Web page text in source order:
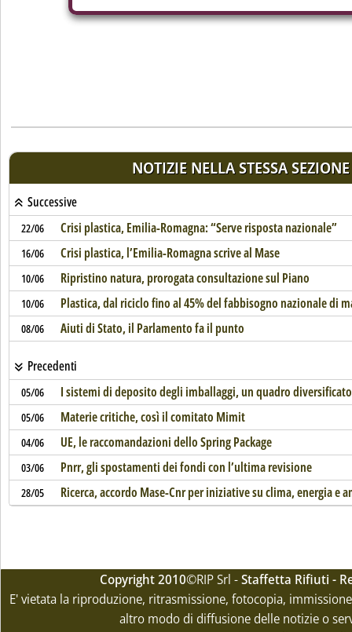
NOTIZIE NELLA STESSA SEZIONE
Successive
22/06 Crisi plastica, Emilia-Romagna: “Serve risposta nazionale”
16/06 Crisi plastica, l’Emilia-Romagna scrive al Mase
10/06 Ripristino natura, prorogata consultazione sul Piano
10/06 Plastica, dal riciclo fino al 45% del fabbisogno nazionale di
08/06 Aiuti di Stato, il Parlamento fa il punto
Precedenti
05/06 I sistemi di deposito degli imballaggi, un quadro diversificato
05/06 Materie critiche, così il comitato Mimit
04/06 UE, le raccomandazioni dello Spring Package
03/06 Pnrr, gli spostamenti dei fondi con l’ultima revisione
28/05 Ricerca, accordo Mase-Cnr per iniziative su clima, energia e
Copyright 2010©RIP Srl -Staffetta Rifiuti -
E' vietata la riproduzione, ritrasmissione, fotocopia,
altro modo di diffusione delle notizie o